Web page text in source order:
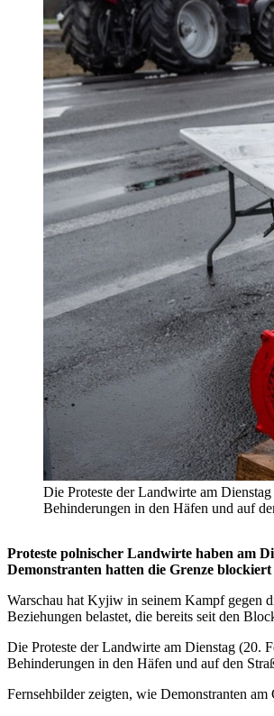
Die Proteste der Landwirte am
Behinderungen in den Häfen und auf
Proteste polnischer Landwirte haben am
Demonstranten hatten die Grenze
Warschau hat Kyjiw in seinem Kampf gegen
Beziehungen belastet, die bereits seit den
Die Proteste der Landwirte am Dienstag (20.
Behinderungen in den Häfen und auf den
Fernsehbilder zeigten, wie Demonstranten